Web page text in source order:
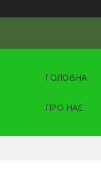
ГОЛОВНА
ПРО НАС